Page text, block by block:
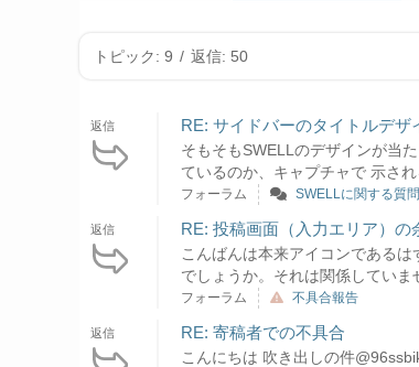
トピック: 9 / 返信: 50
返信 RE: サイドバーのタイトルデザ
そもそもSWELLのデザインが当
ているのか、キャプチャで 示さ
フォーラム SWELLに関する質問
返信 RE: 投稿画面（入力エリア）の
こんばんは本来アイコンである
でしょうか。それは関係していま
フォーラム 不具合報告
返信 RE: 寄稿者での不具合
こんにちは 吹き出しの件